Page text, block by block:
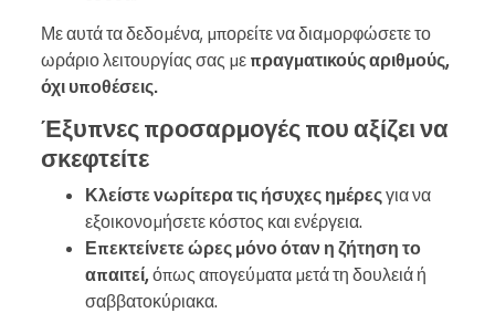
Με αυτά τα δεδομένα, μπορείτε να διαμορφώσετε το
ωράριο λειτουργίας σας με πραγματικούς αριθμούς,
όχι υποθέσεις.
Έξυπνες προσαρμογές που αξίζει να
σκεφτείτε
Κλείστε νωρίτερα τις ήσυχες ημέρεςγια να
εξοικονομήσετε κόστος και ενέργεια.
Επεκτείνετε ώρες μόνο όταν η ζήτηση το
απαιτεί,όπως απογεύματα μετά τη δουλειά ή
σαββατοκύριακα.